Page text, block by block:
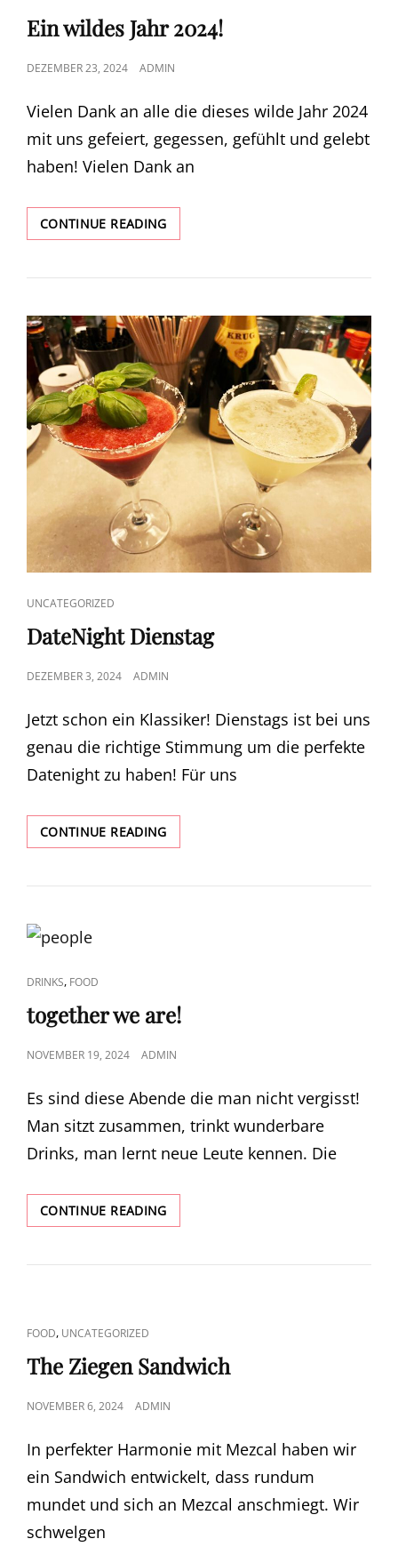
LINKS
Ein wildes Jahr 2024!
POSTED
DEZEMBER 23, 2024 ADMIN
Vielen Dank an alle die dieses wilde Jahr 2024
mit uns gefeiert, gegessen, gefühlt und gelebt
haben! Vielen Dank an
CONTINUE READINGEIN
WILDES
2024!
CAT
LINKS
UNCATEGORIZED
DateNight Dienstag
POSTED
DEZEMBER 3, 2024 ADMIN
Jetzt schon ein Klassiker! Dienstags ist bei uns
genau die richtige Stimmung um die perfekte
Datenight zu haben! Für uns
CONTINUE READINGDATENIGHT
DIENSTAG
CAT
LINKS
DRINKS, FOOD
together we are!
POSTED
NOVEMBER 19, 2024 ADMIN
Es sind diese Abende die man nicht vergisst!
Man sitzt zusammen, trinkt wunderbare
Drinks, man lernt neue Leute kennen. Die
CONTINUE READINGTOGETHER
WE
CAT
LINKS
FOOD, UNCATEGORIZED
The Ziegen Sandwich
POSTED
NOVEMBER 6, 2024 ADMIN
In perfekter Harmonie mit Mezcal haben wir
ein Sandwich entwickelt, dass rundum
mundet und sich an Mezcal anschmiegt. Wir
schwelgen